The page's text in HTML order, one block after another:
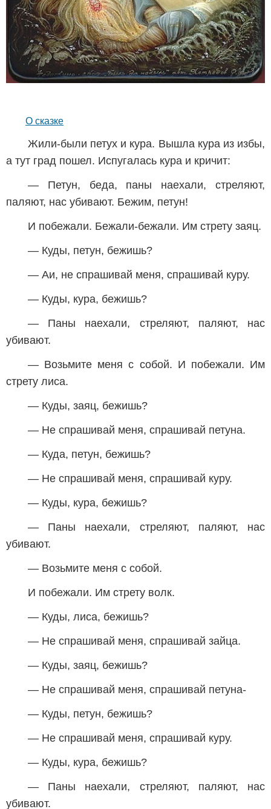
О сказке
Жили-были петух и кура. Вышла кура из избы,
а тут град пошел. Испугалась кура и кричит:
— Петун, беда, паны наехали, стреляют,
паляют, нас убивают. Бежим, петун!
И побежали. Бежали-бежали. Им стрету заяц.
— Куды, петун, бежишь?
— Аи, не спрашивай меня, спрашивай куру.
— Куды, кура, бежишь?
— Паны наехали, стреляют, паляют, нас
убивают.
— Возьмите меня с собой. И побежали. Им
стрету лиса.
— Куды, заяц, бежишь?
— Не спрашивай меня, спрашивай петуна.
— Куда, петун, бежишь?
— Не спрашивай меня, спрашивай куру.
— Куды, кура, бежишь?
— Паны наехали, стреляют, паляют, нас
убивают.
— Возьмите меня с собой.
И побежали. Им стрету волк.
— Куды, лиса, бежишь?
— Не спрашивай меня, спрашивай зайца.
— Куды, заяц, бежишь?
— Не спрашивай меня, спрашивай петуна-
— Куды, петун, бежишь?
— Не спрашивай меня, спрашивай куру.
— Куды, кура, бежишь?
— Паны наехали, стреляют, паляют, нас
убивают.